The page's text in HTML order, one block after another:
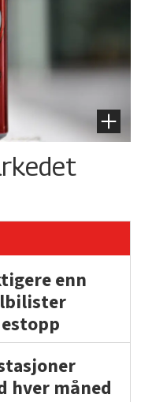
enn
hver måned